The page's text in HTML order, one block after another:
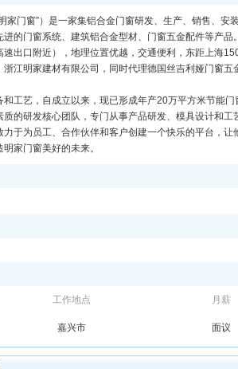
家门窗”）是一家集铝合金门窗研发、生产、销售、安
的门窗系统、建筑铝合金型材、门窗五金配件等产品。
出口附近），地理位置优越，交通便利，东距上海
江明家建材有限公司，同时代理德国丝吉利娅门窗
工艺，自成立以来，现已形成年产20万平方米节能
的研发核心团队，专门从事产品研发、模具设计和工
于为员工、合作伙伴和客户创建一个快乐的平台，
家门窗美好的未来。
工作地点 月薪
嘉兴市 面议